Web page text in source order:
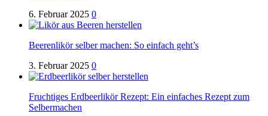
6. Februar 2025 0
Beerenlikör selber machen: So einfach geht’s
3. Februar 2025 0
Fruchtiges Erdbeerlikör Rezept: Ein einfaches Rezept zum
Selbermachen